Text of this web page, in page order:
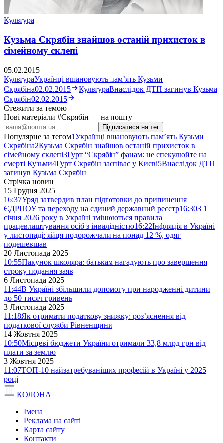
Культура
Кузьма Скрябін знайшов останій прихисток в
сімейному склепі
05.02.2015
КультураУкраїнці вшановують пам’ять Кузьми
Скрябіна02.02.2015 КультураВнаслідок ДТП загинув Кузьма
Скрябін02.02.2015
Стежити за темою
Нові матеріали #Скрябін — на пошту
Підписатися на тег
Популярне за тегом1Українці вшановують пам’ять Кузьми
Скрябіна2Кузьма Скрябін знайшов останій прихисток в
сімейному склепі3Гурт “Скрябін” фанам: не спекулюйте на
смерті Кузьми4Гурт Скрябін заспіває у Києві5Внаслідок ДТП
загинув Кузьма Скрябін
Стрічка новин
15 Грудня 2025
16:37Уряд затвердив план підготовки до припинення
ЄДРПОУ та переходу на єдиний державний реєстр16:30З 1
січня 2026 року в Україні змінюються правила
працевлаштування осіб з інвалідністю16:22Інфляція в Україні
у листопаді: яйця подорожчали на понад 12 %, одяг
подешевшав
20 Листопада 2025
10:55Пакунок школяра: батькам нагадують про завершення
строку подання заяв
6 Листопада 2025
11:44В Україні збільшили допомогу при народженні дитини
до 50 тисяч гривень
3 Листопада 2025
11:18Як отримати податкову знижку: роз’яснення від
податкової служби Рівненщини
14 Жовтня 2025
10:50Місцеві бюджети України отримали 33,8 млрд грн від
плати за землю
3 Жовтня 2025
11:07ТОП-10 найзатребуваніших професій в Україні у 2025
році
КОЛОНА
Імена
Реклама на сайті
Карта сайту
Контакти